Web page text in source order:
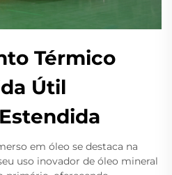
Térmico
Útil
em óleo se destaca na
uso inovador de óleo mineral